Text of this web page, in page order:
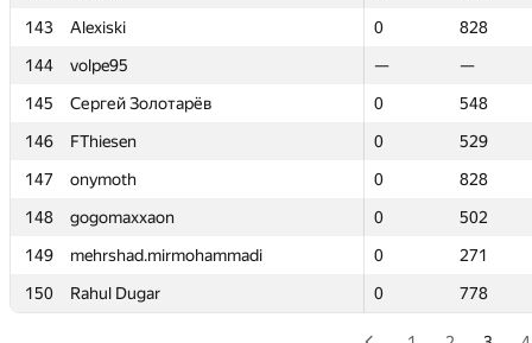
143
Alexiski 0
828
144
volpe95 —
—
145
Сергей Золотарёв 0
548
146
FThiesen 0
529
147
onymoth 0
828
148
gogomaxxaon 0
502
149
mehrshad.mirmohammadi 0
271
150
Rahul Dugar 0 778
143
Alexiski 0
828
144
volpe95 —
—
145
Сергей Золотарёв 0
548
146
FThiesen 0
529
147
onymoth 0
828
148
gogomaxxaon 0
502
149
mehrshad.mirmohammadi 0
271
150
Rahul Dugar 0 778